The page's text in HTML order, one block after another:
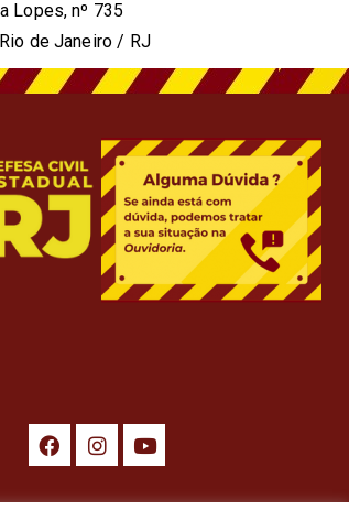
Lopes, nº 735
de Janeiro / RJ